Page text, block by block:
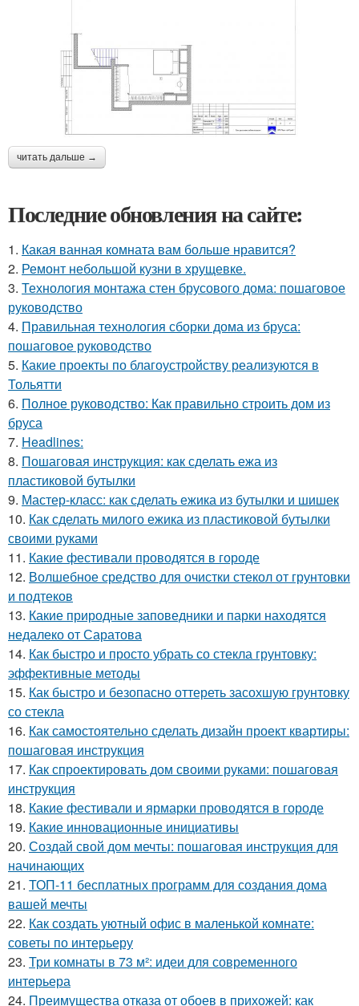
читать дальше →
Последние обновления на сайте:
1. Какая ванная комната вам больше нравится?
2. Ремонт небольшой кузни в хрущевке.
3. Технология монтажа стен брусового дома: пошаговое
руководство
4. Правильная технология сборки дома из бруса:
пошаговое руководство
5. Какие проекты по благоустройству реализуются в
Тольятти
6. Полное руководство: Как правильно строить дом из
бруса
7. Headlines:
8. Пошаговая инструкция: как сделать ежа из
пластиковой бутылки
9. Мастер-класс: как сделать ежика из бутылки и шишек
10. Как сделать милого ежика из пластиковой бутылки
своими руками
11. Какие фестивали проводятся в городе
12. Волшебное средство для очистки стекол от грунтовки
и подтеков
13. Какие природные заповедники и парки находятся
недалеко от Саратова
14. Как быстро и просто убрать со стекла грунтовку:
эффективные методы
15. Как быстро и безопасно оттереть засохшую грунтовку
со стекла
16. Как самостоятельно сделать дизайн проект квартиры:
пошаговая инструкция
17. Как спроектировать дом своими руками: пошаговая
инструкция
18. Какие фестивали и ярмарки проводятся в городе
19. Какие инновационные инициативы
20. Создай свой дом мечты: пошаговая инструкция для
начинающих
21. ТОП-11 бесплатных программ для создания дома
вашей мечты
22. Как создать уютный офис в маленькой комнате:
советы по интерьеру
23. Три комнаты в 73 м²: идеи для современного
интерьера
24. Преимущества отказа от обоев в прихожей: как